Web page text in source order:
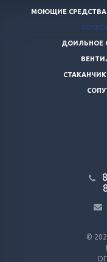
©
МОЮЩИЕ
ДОИЛЬНОЕ